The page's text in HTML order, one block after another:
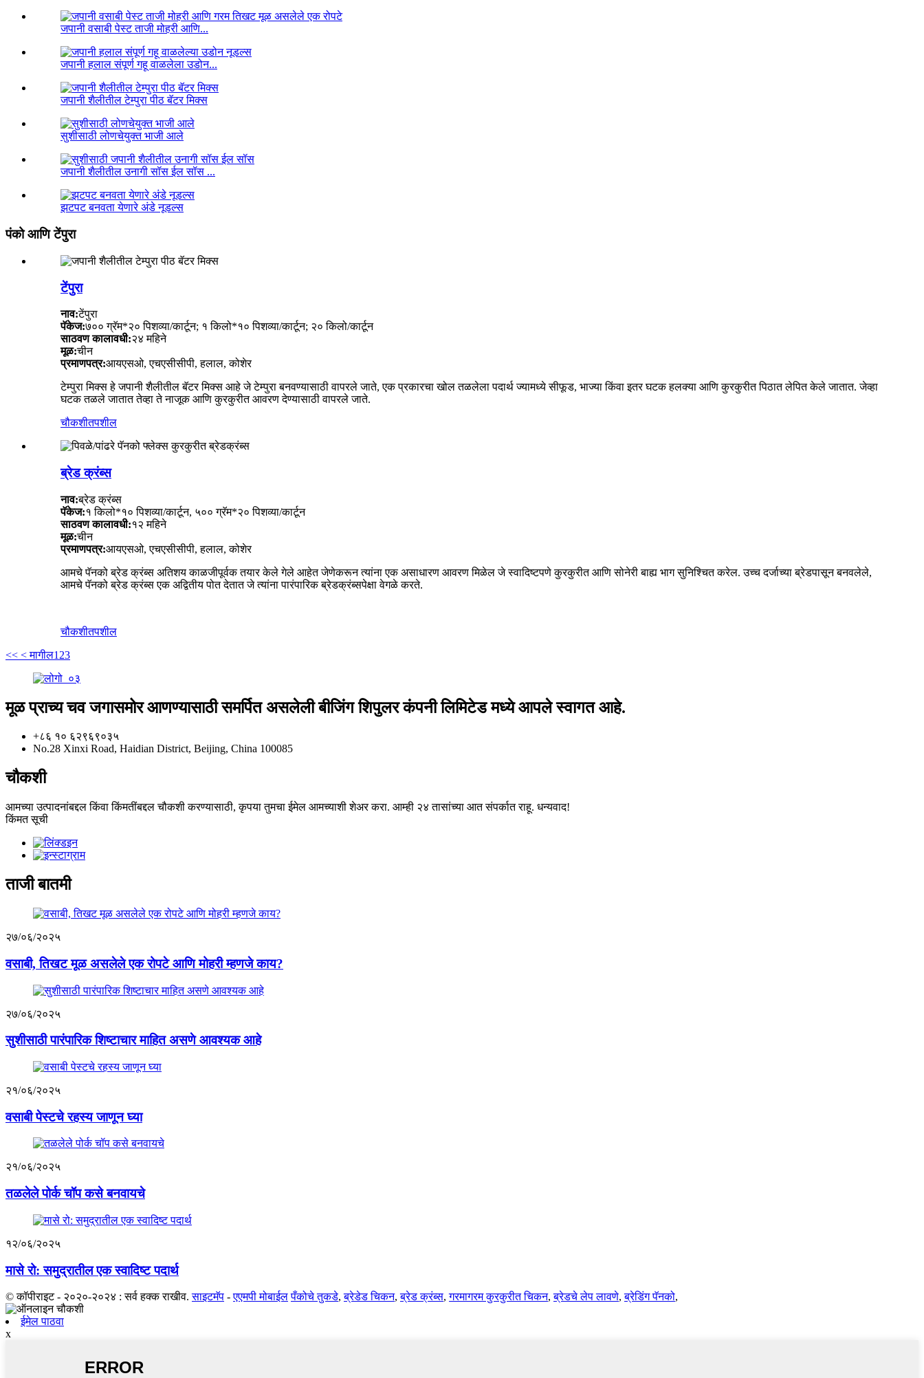
जपानी वसाबी पेस्ट ताजी मोहरी आणि...
जपानी हलाल संपूर्ण गहू वाळलेला उडोन...
जपानी शैलीतील टेम्पुरा पीठ बॅटर मिक्स
सुशीसाठी लोणचेयुक्त भाजी आले
जपानी शैलीतील उनागी सॉस ईल सॉस ...
झटपट बनवता येणारे अंडे नूडल्स
पंको आणि टेंपुरा
टेंपुरा
नाव:टेंपुरा
पॅकेज:७०० ग्रॅम*२० पिशव्या/कार्टून; १ किलो*१० पिशव्या/कार्टून; २० किलो/कार्टून
साठवण कालावधी:२४ महिने
मूळ:चीन
प्रमाणपत्र:आयएसओ, एचएसीसीपी, हलाल, कोशेर
टेम्पुरा मिक्स हे जपानी शैलीतील बॅटर मिक्स आहे जे टेम्पुरा बनवण्यासाठी वापरले जाते, एक प्रकारचा खोल तळलेला पदार्थ ज्यामध्ये सीफूड, भाज्या किंवा इतर घटक हलक्या आणि कुरकुरीत पिठात लेपित केले जातात. जेव्हा
घटक तळले जातात तेव्हा ते नाजूक आणि कुरकुरीत आवरण देण्यासाठी वापरले जाते.
चौकशीतपशील
ब्रेड क्रंब्स
नाव:ब्रेड क्रंब्स
पॅकेज:१ किलो*१० पिशव्या/कार्टून, ५०० ग्रॅम*२० पिशव्या/कार्टून
साठवण कालावधी:१२ महिने
मूळ:चीन
प्रमाणपत्र:आयएसओ, एचएसीसीपी, हलाल, कोशेर
आमचे पॅनको ब्रेड क्रंब्स अतिशय काळजीपूर्वक तयार केले गेले आहेत जेणेकरून त्यांना एक असाधारण आवरण मिळेल जे स्वादिष्टपणे कुरकुरीत आणि सोनेरी बाह्य भाग सुनिश्चित करेल. उच्च दर्जाच्या ब्रेडपासून बनवलेले,
आमचे पॅनको ब्रेड क्रंब्स एक अद्वितीय पोत देतात जे त्यांना पारंपारिक ब्रेडक्रंब्सपेक्षा वेगळे करते.
चौकशीतपशील
<< < मागील1 23
मूळ प्राच्य चव जगासमोर आणण्यासाठी समर्पित असलेली बीजिंग शिपुलर कंपनी लिमिटेड मध्ये आपले स्वागत आहे.
+८६ १० ६२९६९०३५
No.28 Xinxi Road, Haidian District, Beijing, China 100085
चौकशी
आमच्या उत्पादनांबद्दल किंवा किंमतींबद्दल चौकशी करण्यासाठी, कृपया तुमचा ईमेल आमच्याशी शेअर करा. आम्ही २४ तासांच्या आत संपर्कात राहू. धन्यवाद!
किंमत सूची
ताजी बातमी
२७/०६/२०२५
वसाबी, तिखट मूळ असलेले एक रोपटे आणि मोहरी म्हणजे काय?
२७/०६/२०२५
सुशीसाठी पारंपारिक शिष्टाचार माहित असणे आवश्यक आहे
२१/०६/२०२५
वसाबी पेस्टचे रहस्य जाणून घ्या
२१/०६/२०२५
तळलेले पोर्क चॉप कसे बनवायचे
१२/०६/२०२५
मासे रो: समुद्रातील एक स्वादिष्ट पदार्थ
© कॉपीराइट - २०२०-२०२४ : सर्व हक्क राखीव. साइटमॅप -एएमपी मोबाईल पँकोचे तुकडे,ब्रेडेड चिकन,ब्रेड क्रंब्स,गरमागरम कुरकुरीत चिकन,ब्रेडचे लेप लावणे,ब्रेडिंग पॅनको,
ईमेल पाठवा
x